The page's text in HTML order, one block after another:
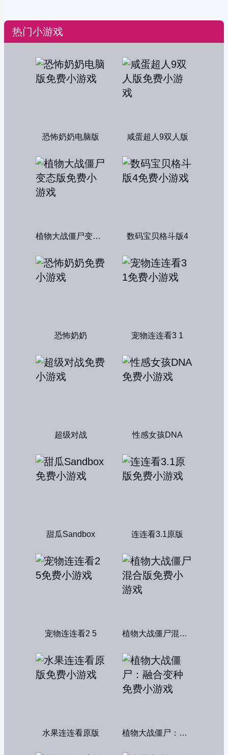
热门小游戏
恐怖奶奶电脑版 咸蛋超人9双人版
植物大战僵尸变态版 数码宝贝格斗版4
恐怖奶奶 宠物连连看3 1
超级对战 性感女孩DNA
甜瓜Sandbox 连连看3.1原版
宠物连连看2 5 植物大战僵尸混合版
水果连连看原版 植物大战僵尸：融合变种